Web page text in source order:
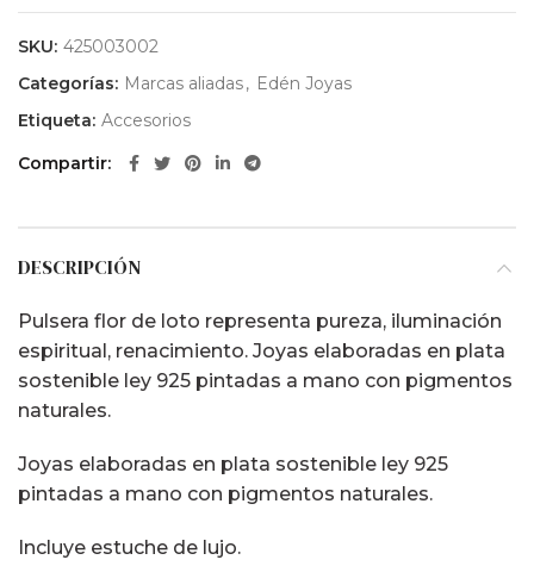
SKU: 425003002
Categorías: Marcas aliadas, Edén Joyas
Etiqueta: Accesorios
Compartir
DESCRIPCIÓN
Pulsera flor de loto representa pureza, iluminación
espiritual, renacimiento. Joyas elaboradas en plata
sostenible ley 925 pintadas a mano con pigmentos
naturales.
Joyas elaboradas en plata sostenible ley 925
pintadas a mano con pigmentos naturales.
Incluye estuche de lujo.